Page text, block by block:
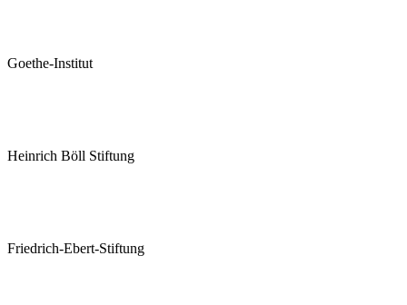
Goethe-Institut
Heinrich Böll Stiftung
Friedrich-Ebert-Stiftung